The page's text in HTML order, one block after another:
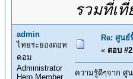
รวมที่เที่
admin
ไทยระยองดอท
คอม
Administrator
Hero Member
Re: ศูน
« ตอบ
ความรู้ดีๆจาก ศู